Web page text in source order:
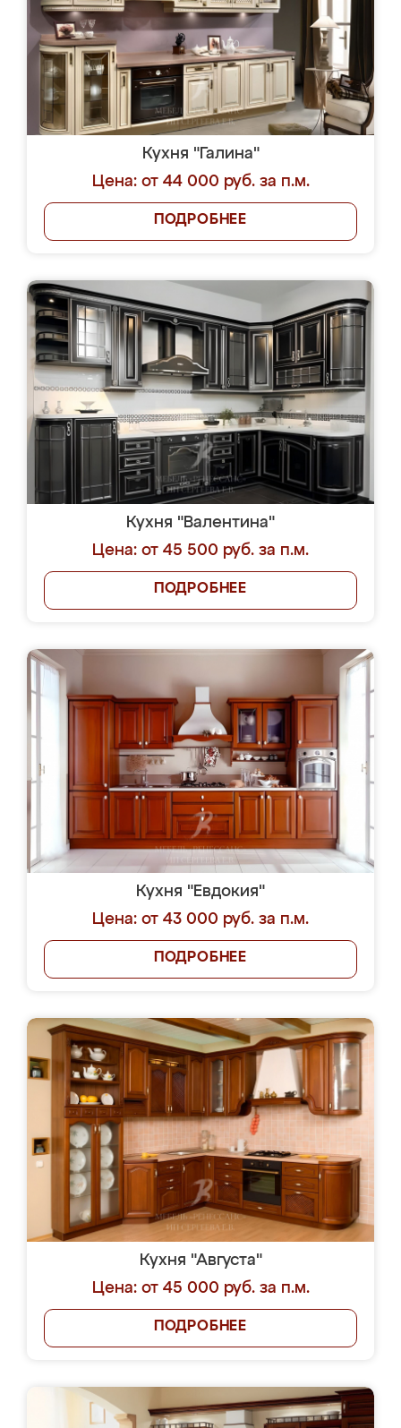
Кухня "Галина"
Цена: от 44 000 руб. за п.м.
ПОДРОБНЕЕ
Кухня "Валентина"
Цена: от 45 500 руб. за п.м.
ПОДРОБНЕЕ
Кухня "Евдокия"
Цена: от 43 000 руб. за п.м.
ПОДРОБНЕЕ
Кухня "Августа"
Цена: от 45 000 руб. за п.м.
ПОДРОБНЕЕ